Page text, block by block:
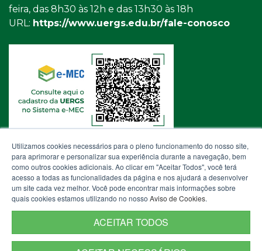
feira, das 8h30 às 12h e das 13h30 às 18h
URL: https://www.uergs.edu.br/fale-conosco
Utilizamos cookies necessários para o pleno funcionamento do nosso site,
para aprimorar e personalizar sua experiência durante a navegação, bem
como outros cookies adicionais. Ao clicar em "Aceitar Todos", você terá
acesso a todas as funcionalidades da página e nos ajudará a desenvolver
um site cada vez melhor. Você pode encontrar mais informações sobre
quais cookies estamos utilizando no nosso Aviso de Cookies.
ACEITAR TODOS